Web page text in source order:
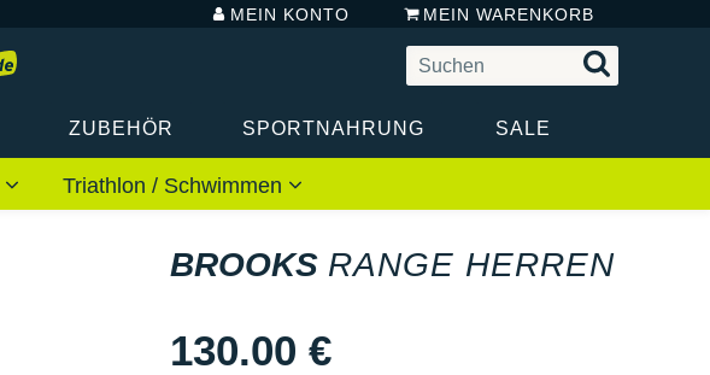
MEIN KONTO MEIN WARENKORB
ZUBEHÖR SPORTNAHRUNG SALE
Triathlon / Schwimmen
BROOKS RANGE HERREN
130.00 €